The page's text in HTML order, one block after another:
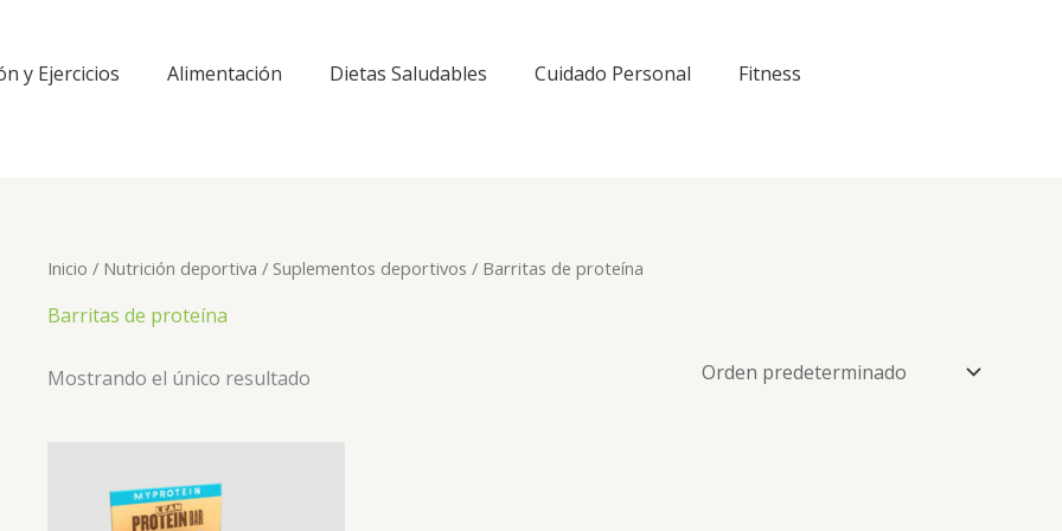
y Ejercicios Alimentación Dietas Saludables Cuidado Personal
Fitness
Inicio / Nutrición deportiva / Suplementos deportivos / Barritas de proteína
Barritas de proteína
Mostrando el único resultado